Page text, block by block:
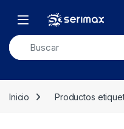
Open
Inicio Productos